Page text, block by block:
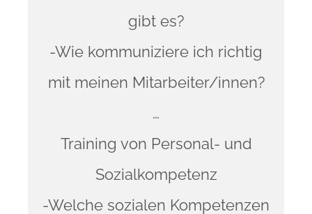
gibt es?
-Wie kommuniziere ich richtig
mit meinen Mitarbeiter/innen?
…
Training von Personal- und
Sozialkompetenz
-Welche sozialen Kompetenzen